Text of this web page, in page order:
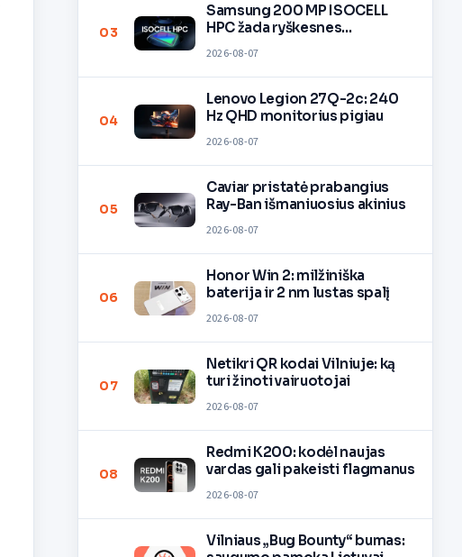
03
Samsung 200 MP ISOCELL
HPC žada ryškesnes
2026-08-07
04
Lenovo Legion 27Q-2c: 240
Hz QHD monitorius pigiau
2026-08-07
05
Caviar pristatė prabangius
Ray-Ban išmaniuosius akinius
2026-08-07
06
Honor Win 2: milžiniška
baterija ir 2 nm lustas spalį
2026-08-07
07
Netikri QR kodai Vilniuje: ką
turi žinoti vairuotojai
2026-08-07
08
Redmi K200: kodėl naujas
vardas gali pakeisti flagmanus
2026-08-07
Vilniaus „Bug Bounty“ bumas: